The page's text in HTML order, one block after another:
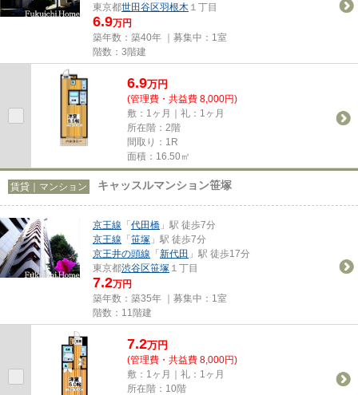
東京都世田谷区羽根木 １丁目
6.9万円
築年数：築40年 ｜募集中： 1室
階数：3階建
6.9万円
(管理費・共益費 8,000円)
敷：1ヶ月｜礼：1ヶ月
所在階：2階
間取り：1R
面積：16.50㎡
賃貸｜マンション キャッスルマンション笹塚
京王線 「代田橋 」駅 徒歩7分
京王線 「笹塚 」駅 徒歩7分
京王井の頭線 「新代田 」駅 徒歩17分
東京都渋谷区笹塚 １丁目
7.2万円
築年数：築35年 ｜募集中： 1室
階数：11階建
7.2万円
(管理費・共益費 8,000円)
敷：1ヶ月｜礼：1ヶ月
所在階：10階